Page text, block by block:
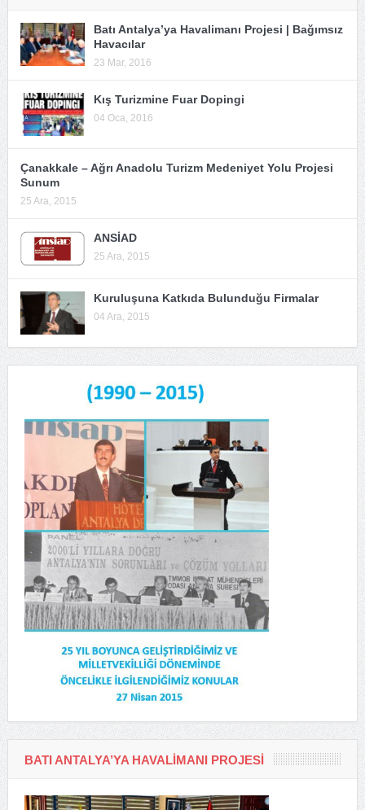
Batı Antalya’ya Havalimanı Projesi | Bağımsız
Havacılar
23 Mar, 2016
Kış Turizmine Fuar Dopingi
04 Oca, 2016
Çanakkale – Ağrı Anadolu Turizm Medeniyet Yolu Projesi
Sunum
25 Ara, 2015
ANSİAD
25 Ara, 2015
Kuruluşuna Katkıda Bulunduğu Firmalar
04 Ara, 2015
BATI ANTALYA’YA HAVALIMANI PROJESI